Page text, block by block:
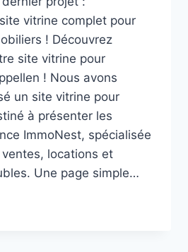
vitrine complet pour
! Découvrez
site vitrine pour
! Nous avons
un site vitrine pour
à présenter les
ImmoNest, spécialisée
locations et
Une page simple…